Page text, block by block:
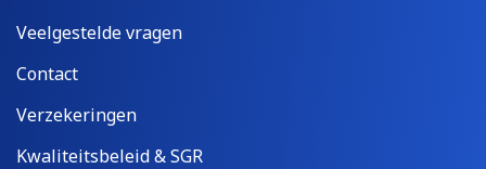
Veelgestelde vragen
Contact
Verzekeringen
Kwaliteitsbeleid & SGR